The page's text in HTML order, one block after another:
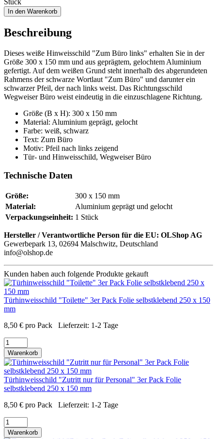
In den Warenkorb
Beschreibung
Dieses weiße Hinweisschild "Zum Büro links" erhalten Sie in der
Größe 300 x 150 mm und aus geprägtem, gelochtem Aluminium
gefertigt. Auf dem weißen Grund steht innerhalb des abgerundeten
Rahmens der schwarze Wortlaut "Zum Büro" und darunter ein
schwarzer Pfeil, der nach links weist. Das Richtungsschild
Wegweiser Büro weist eindeutig in die einzuschlagene Richtung.
Größe (B x H): 300 x 150 mm
Material: Aluminium geprägt, gelocht
Farbe: weiß, schwarz
Text: Zum Büro
Motiv: Pfeil nach links zeigend
Tür- und Hinweisschild, Wegweiser Büro
Technische Daten
Größe:
300 x 150 mm
Material:
Aluminium geprägt und gelocht
Verpackungseinheit: 1 Stück
Hersteller / Verantwortliche Person für die EU: OLShop AG
Gewerbepark 13, 02694 Malschwitz, Deutschland
info@olshop.de
Kunden haben auch folgende Produkte gekauft
Türhinweisschild "Toilette" 3er Pack Folie selbstklebend 250 x 150
mm
8,50 € pro Pack Lieferzeit: 1-2 Tage
Warenkorb
Türhinweisschild "Zutritt nur für Personal" 3er Pack Folie
selbstklebend 250 x 150 mm
8,50 € pro Pack Lieferzeit: 1-2 Tage
Warenkorb